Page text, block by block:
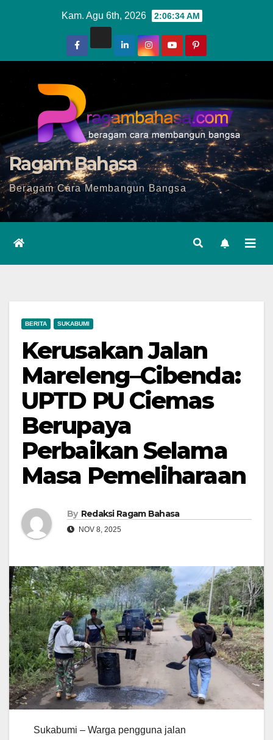
Kam. Agu 6th, 2026 2:06:36 AM
Ragam Bahasa
Beragam Cara Membangun Bangsa
BERITA SUKABUMI
Kerusakan Jalan
Mareleng–Cibenda:
UPTD PU Ciemas
Berupaya
Perbaikan Selama
Masa Pemeliharaan
By Redaksi Ragam Bahasa
NOV 8, 2025
Sukabumi – Warga pengguna jalan